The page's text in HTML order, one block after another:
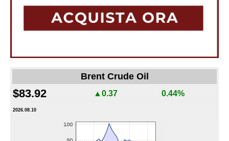
Brent Crude Oil
$83.92 ▲0.37 0.44%
2026.08.10